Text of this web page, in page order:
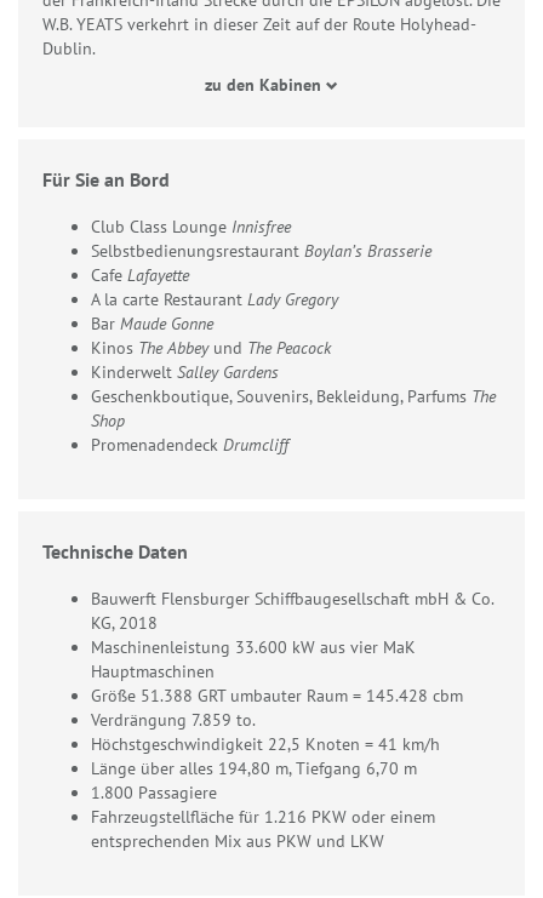
W.B. YEATS verkehrt in dieser Zeit auf der Route Holyhead-
Dublin.
zu den Kabinen
Für Sie an Bord
Club Class Lounge Innisfree
Selbstbedienungsrestaurant Boylan’s Brasserie
Cafe Lafayette
A la carte Restaurant Lady Gregory
Bar Maude Gonne
Kinos The Abbeyund The Peacock
Kinderwelt Salley Gardens
Geschenkboutique, Souvenirs, Bekleidung, Parfums The
Shop
Promenadendeck Drumcliff
Technische Daten
Bauwerft Flensburger Schiffbaugesellschaft mbH & Co.
KG, 2018
Maschinenleistung 33.600 kW aus vier MaK
Hauptmaschinen
Größe 51.388 GRT umbauter Raum = 145.428 cbm
Verdrängung 7.859 to.
Höchstgeschwindigkeit 22,5 Knoten = 41 km/h
Länge über alles 194,80 m, Tiefgang 6,70 m
1.800 Passagiere
Fahrzeugstellfläche für 1.216 PKW oder einem
entsprechenden Mix aus PKW und LKW